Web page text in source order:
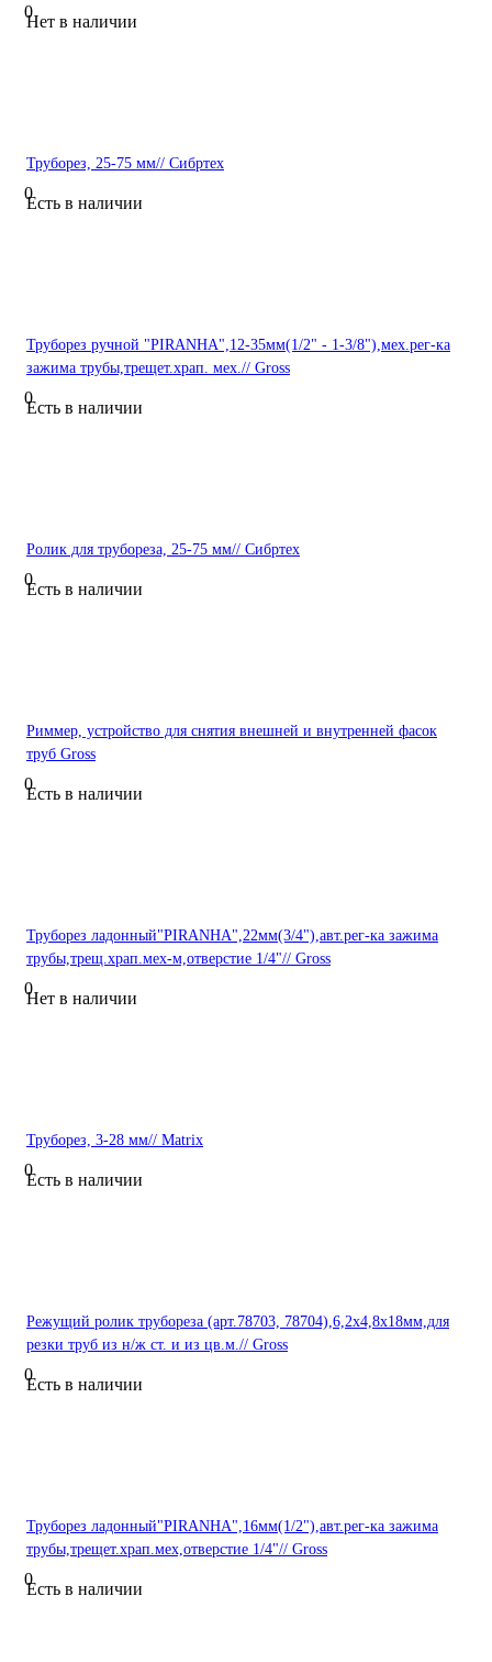
0
Нет в наличии
Труборез, 25-75 мм// Сибртех
0
Есть в наличии
Труборез ручной "PIRANHA",12-35мм(1/2" - 1-3/8"),мех.рег-ка
зажима трубы,трещет.храп. мех.// Gross
0
Есть в наличии
Ролик для трубореза, 25-75 мм// Сибртех
0
Есть в наличии
Риммер, устройство для снятия внешней и внутренней фасок
труб Gross
0
Есть в наличии
Труборез ладонный"PIRANHA",22мм(3/4"),авт.рег-ка зажима
трубы,трещ.храп.мех-м,отверстие 1/4"// Gross
0
Нет в наличии
Труборез, 3-28 мм// Matrix
0
Есть в наличии
Режущий ролик трубореза (арт.78703, 78704),6,2х4,8х18мм,для
резки труб из н/ж ст. и из цв.м.// Gross
0
Есть в наличии
Труборез ладонный"PIRANHA",16мм(1/2"),авт.рег-ка зажима
трубы,трещет.храп.мех,отверстие 1/4"// Gross
0
Есть в наличии